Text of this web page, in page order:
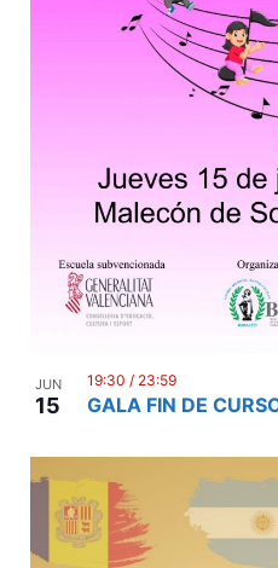
JUN
15 GALA FIN DE
19:30 / 23:59